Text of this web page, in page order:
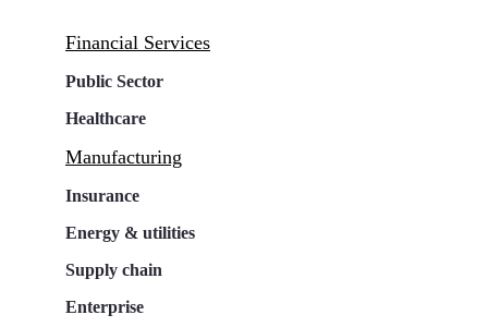
Financial Services
Public Sector
Healthcare
Manufacturing
Insurance
Energy & utilities
Supply chain
Enterprise